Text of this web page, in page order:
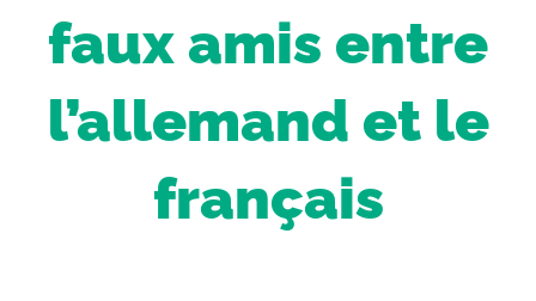
faux amis entre
l’allemand et le
français